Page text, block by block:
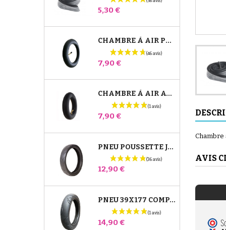
Prix
5,30 €
CHAMBRE À AIR POUSSETTE JANÉ SLALOM PRO ET POWERTWIN
Prix
7,90 €
CHAMBRE À AIR AVANT POUSSETTE BUGABOO DONKEY
Prix
7,90 €
PNEU POUSSETTE JANÉ SLALOM PRO ET POWERTWIN
Prix
12,90 €
PNEU 39X177 COMPATIBLE POUSSETTE BUGABOO DONKEY - POUR ROUE AVANT
Prix
14,90 €
Chambre
AVIS